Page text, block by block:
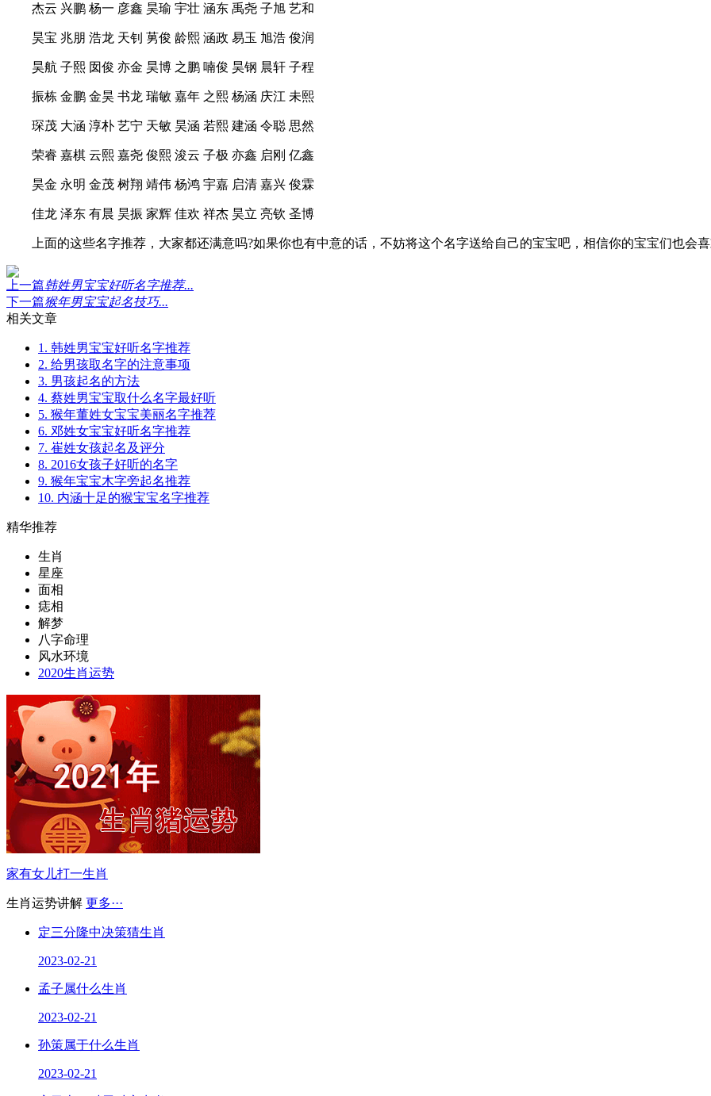
杰云 兴鹏 杨一 彦鑫 昊瑜 宇壮 涵东 禹尧 子旭 艺和
昊宝 兆朋 浩龙 天钊 莮俊 龄熙 涵政 易玉 旭浩 俊润
昊航 子熙 囡俊 亦金 昊博 之鹏 喃俊 昊钢 晨轩 子程
振栋 金鹏 金昊 书龙 瑞敏 嘉年 之熙 杨涵 庆江 未熙
琛茂 大涵 淳朴 艺宁 天敏 昊涵 若熙 建涵 令聪 思然
荣睿 嘉棋 云熙 嘉尧 俊熙 浚云 子极 亦鑫 启刚 亿鑫
昊金 永明 金茂 树翔 靖伟 杨鸿 宇嘉 启清 嘉兴 俊霖
佳龙 泽东 有晨 昊振 家辉 佳欢 祥杰 昊立 亮钦 圣博
上面的这些名字推荐，大家都还满意吗?如果你也有中意的话，不妨将这个名字送给自己的宝宝吧，相信你的宝宝们也会
上一篇韩姓男宝宝好听名字推荐...
下一篇猴年男宝宝起名技巧...
相关文章
1. 韩姓男宝宝好听名字推荐
2. 给男孩取名字的注意事项
3. 男孩起名的方法
4. 蔡姓男宝宝取什么名字最好听
5. 猴年董姓女宝宝美丽名字推荐
6. 邓姓女宝宝好听名字推荐
7. 崔姓女孩起名及评分
8. 2016女孩子好听的名字
9. 猴年宝宝木字旁起名推荐
10. 内涵十足的猴宝宝名字推荐
精华推荐
生肖
星座
面相
痣相
解梦
八字命理
风水环境
2020生肖运势
家有女儿打一生肖
生肖运势讲解 更多···
定三分隆中决策猜生肖
2023-02-21
孟子属什么生肖
2023-02-21
孙策属于什么生肖
2023-02-21